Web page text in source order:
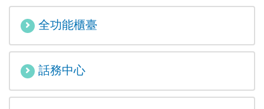
全功能櫃臺
話務中心